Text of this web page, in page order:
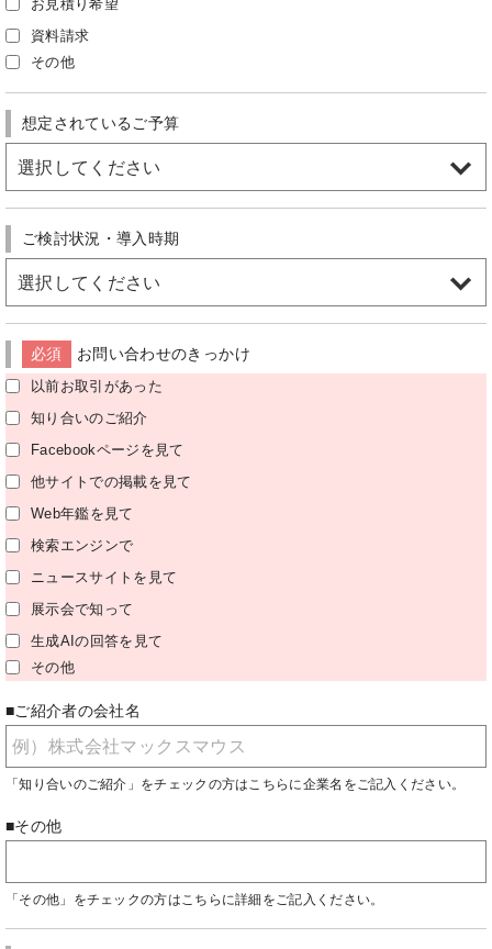
お見積り希望
資料請求
その他
想定されているご予算
選択してください
ご検討状況・導入時期
選択してください
必須 お問い合わせのきっかけ
以前お取引があった
知り合いのご紹介
Facebookページを見て
他サイトでの掲載を見て
Web年鑑を見て
検索エンジンで
ニュースサイトを見て
展示会で知って
生成AIの回答を見て
その他
■ご紹介者の会社名
「知り合いのご紹介」をチェックの方はこちらに企業名をご記入ください。
■その他
「その他」をチェックの方はこちらに詳細をご記入ください。